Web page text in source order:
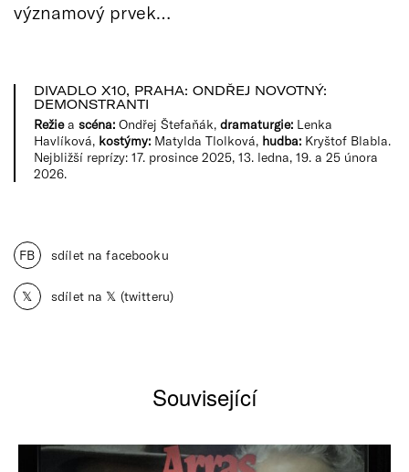
významový prvek…
DIVADLO X10, PRAHA: ONDŘEJ NOVOTNÝ:
DEMONSTRANTI
Režiea scéna: Ondřej Štefaňák, dramaturgie: Lenka
Havlíková, kostýmy: Matylda Tlolková, hudba: Kryštof Blabla.
Nejbližší reprízy: 17. prosince 2025, 13. ledna, 19. a 25 února
2026.
FB sdílet na facebooku
𝕏 sdílet na 𝕏 (twitteru)
Související